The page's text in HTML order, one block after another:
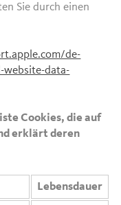
Sie durch einen
de-
website-data-
Cookies, die auf
erklärt deren
Lebensdauer